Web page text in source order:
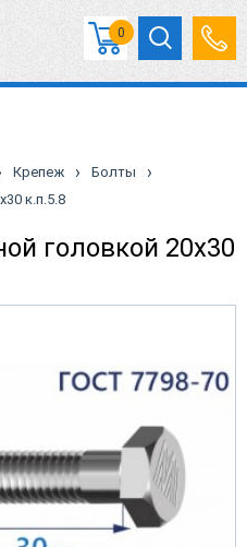
0
Крепеж › Болты ›
к.п.5.8
головкой 20х30